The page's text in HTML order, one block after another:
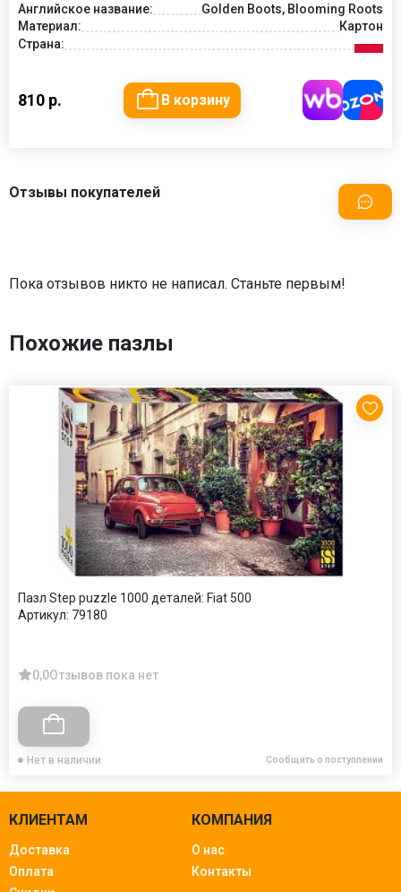
Английское название:
Golden Boots, Blooming Roots
Материал:
Картон
Страна:
810 р. В корзину
Отзывы покупателей
Пока отзывов никто не написал. Станьте первым!
Похожие пазлы
Пазл Step puzzle 1000 деталей: Fiat 500
Артикул: 79180
0,0Отзывов пока нет
Нет в наличии Сообщить о поступлении
КЛИЕНТАМ
Доставка
Оплата
КОМПАНИЯ
О нас
Контакты